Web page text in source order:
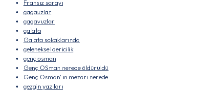
Fransız sarayı
gagauzlar
gagavuzlar
galata
Galata sokaklarında
geleneksel dericilik
genç osman
Genç OSman nerede öldürüldü
Genç Osman' ın mezarı nerede
gezgin yazıları